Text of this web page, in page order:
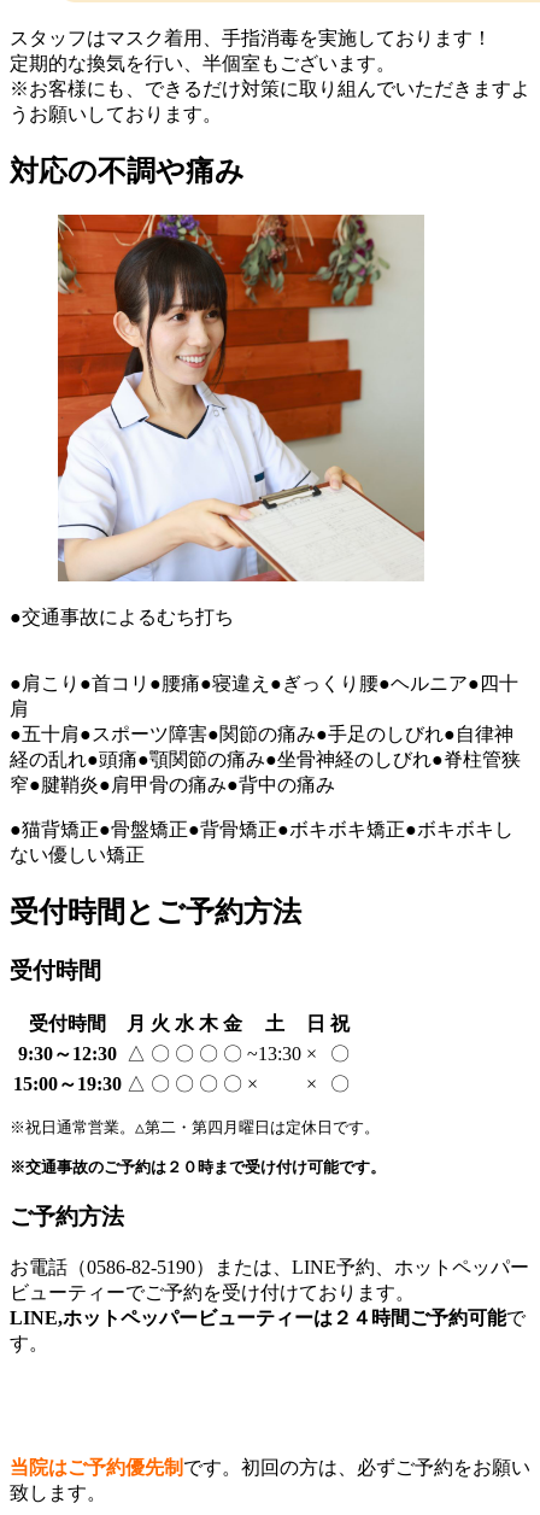
スタッフはマスク着用、手指消毒を実施しております！
定期的な換気を行い、半個室もございます。
※お客様にも、できるだけ対策に取り組んでいただきますよ
うお願いしております。
対応の不調や痛み
●交通事故によるむち打ち
●肩こり●首コリ●腰痛●寝違え●ぎっくり腰●ヘルニア●四十
肩
●五十肩●スポーツ障害●関節の痛み●手足のしびれ●自律神
経の乱れ●頭痛●顎関節の痛み●坐骨神経のしびれ●脊柱管狭
窄●腱鞘炎●肩甲骨の痛み●背中の痛み
●猫背矯正●骨盤矯正●背骨矯正●ボキボキ矯正●ボキボキし
ない優しい矯正
受付時間とご予約方法
受付時間
受付時間 月 火 水 木 金 土 日 祝
9:30～12:30 △ 〇 〇 〇 〇 ~13:30 ×
〇
15:00～19:30 △ 〇 〇 〇 〇 × × 〇
※祝日通常営業。△第二・第四月曜日は定休日です。
※交通事故のご予約は２０時まで受け付け可能です。
ご予約方法
お電話（0586-82-5190）または、LINE予約、ホットペッパー
ビューティーでご予約を受け付けております。
LINE,ホットペッパービューティーは２４時間ご予約可能で
す。
当院はご予約優先制 です。初回の方は、必ずご予約をお願い
致します。